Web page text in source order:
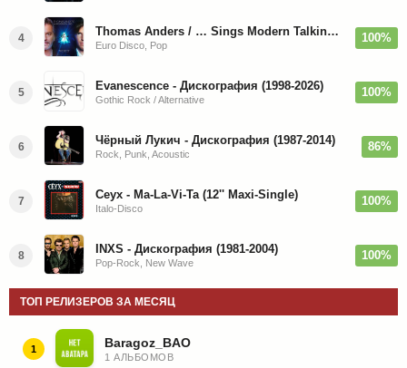
4 Thomas Anders / … Sings Modern Talking: The Best hi-res
Euro Disco, Pop
100%
5 Evanescence - Дискография (1998-2026)
Gothic Rock / Alternative
100%
6 Чёрный Лукич - Дискография (1987-2014)
Rock, Punk, Acoustic
86%
7 Ceyx - Ma-La-Vi-Ta (12'' Maxi-Single)
Italo-Disco
100%
8 INXS - Дискография (1981-2004)
Pop-Rock, New Wave
100%
ТОП РЕЛИЗЕРОВ ЗА МЕСЯЦ
1 Baragoz_BAO
1 АЛЬБОМОВ